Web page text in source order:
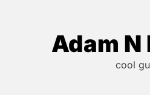
Adam N
cool